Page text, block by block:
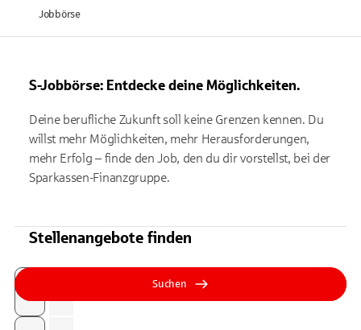
Jobbörse
S-Jobbörse: Entdecke deine Möglichkeiten.
Deine berufliche Zukunft soll keine Grenzen kennen. Du
willst mehr Möglichkeiten, mehr Herausforderungen,
mehr Erfolg – finde den Job, den du dir vorstellst, bei der
Sparkassen-Finanzgruppe.
Stellenangebote finden
Suchfeld
Tippen Sie, um nach Themen zu suchen. Verwenden Sie die
Suchfeld
Tippen Sie, um nach Themen zu suchen. Verwenden Sie die
Suchen